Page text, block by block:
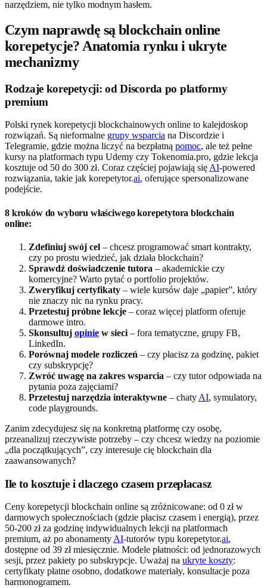
narzędziem, nie tylko modnym hasłem.
Czym naprawdę są blockchain online
korepetycje? Anatomia rynku i ukryte
mechanizmy
Rodzaje korepetycji: od Discorda po platformy
premium
Polski rynek korepetycji blockchainowych online to kalejdoskop
rozwiązań. Są nieformalne grupy wsparcia na Discordzie i
Telegramie, gdzie można liczyć na bezpłatną pomoc, ale też pełne
kursy na platformach typu Udemy czy Tokenomia.pro, gdzie lekcja
kosztuje od 50 do 300 zł. Coraz częściej pojawiają się AI-powered
rozwiązania, takie jak korepetytor.ai, oferujące spersonalizowane
podejście.
8 kroków do wyboru właściwego korepetytora blockchain
online:
Zdefiniuj swój cel – chcesz programować smart kontrakty,
czy po prostu wiedzieć, jak działa blockchain?
Sprawdź doświadczenie tutora – akademickie czy
komercyjne? Warto pytać o portfolio projektów.
Zweryfikuj certyfikaty – wiele kursów daje „papier”, który
nie znaczy nic na rynku pracy.
Przetestuj próbne lekcje – coraz więcej platform oferuje
darmowe intro.
Skonsultuj opinie w sieci – fora tematyczne, grupy FB,
LinkedIn.
Porównaj modele rozliczeń – czy płacisz za godzinę, pakiet
czy subskrypcję?
Zwróć uwagę na zakres wsparcia – czy tutor odpowiada na
pytania poza zajęciami?
Przetestuj narzędzia interaktywne – chaty AI, symulatory,
code playgrounds.
Zanim zdecydujesz się na konkretną platformę czy osobę,
przeanalizuj rzeczywiste potrzeby – czy chcesz wiedzy na poziomie
„dla początkujących”, czy interesuje cię blockchain dla
zaawansowanych?
Ile to kosztuje i dlaczego czasem przepłacasz
Ceny korepetycji blockchain online są zróżnicowane: od 0 zł w
darmowych społecznościach (gdzie płacisz czasem i energią), przez
50-200 zł za godzinę indywidualnych lekcji na platformach
premium, aż po abonamenty AI-tutorów typu korepetytor.ai,
dostępne od 39 zł miesięcznie. Modele płatności: od jednorazowych
sesji, przez pakiety po subskrypcje. Uważaj na ukryte koszty:
certyfikaty płatne osobno, dodatkowe materiały, konsultacje poza
harmonogramem.